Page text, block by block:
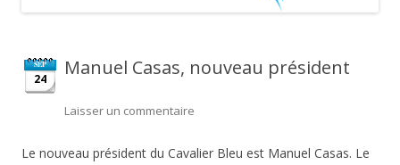
SEP
24 Manuel Casas, nouveau président
Laisser un commentaire
Le nouveau président du Cavalier Bleu est Manuel Casas. Le